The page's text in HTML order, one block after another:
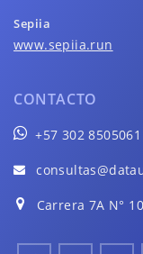
Sepiia
www.sepiia.run
CONTACTO
+57 302 8505061
Carrera 7A N°